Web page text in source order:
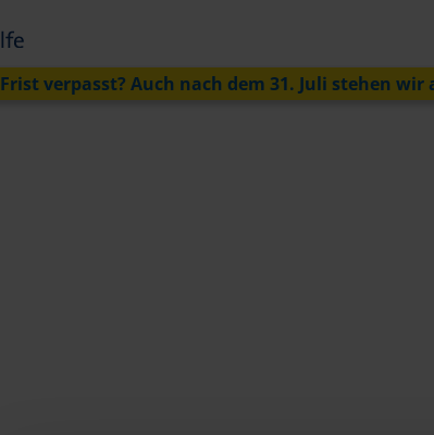
Frist verpasst? Auch nach dem 31. Juli stehen